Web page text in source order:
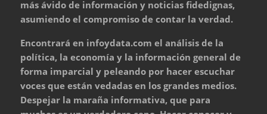
más ávido de información y noticias fidedignas,
asumiendo el compromiso de contar la verdad.
Encontrará en infoydata.com el análisis de la
política, la economía y la información general de
forma imparcial y peleando por hacer escuchar
voces que están vedadas en los grandes medios.
Despejar la maraña informativa, que para